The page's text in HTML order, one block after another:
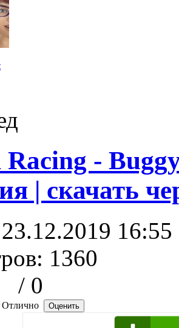
-
| скачать
16:55
1360
/ 0
Отлично